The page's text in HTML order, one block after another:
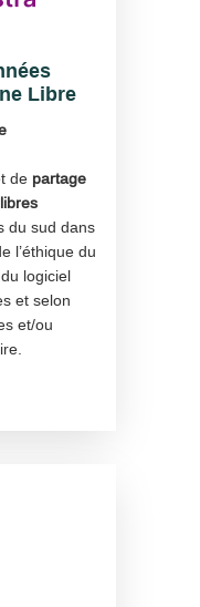
Libre
de partage
du sud dans
l’éthique du
logiciel
et selon
et/ou